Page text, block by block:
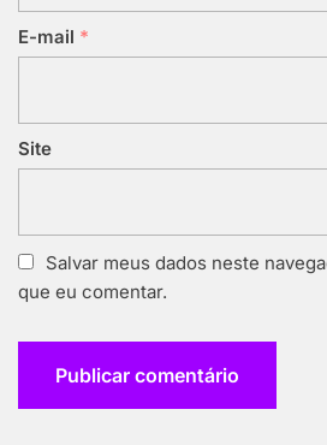
E-mail *
Site
Salvar meus dados neste
que eu comentar.